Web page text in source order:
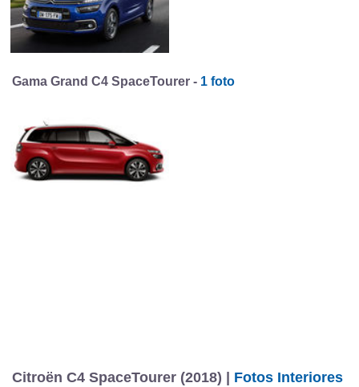
Gama Grand C4 SpaceTourer - 1 foto
Citroën C4 SpaceTourer (2018) | Fotos Interiores